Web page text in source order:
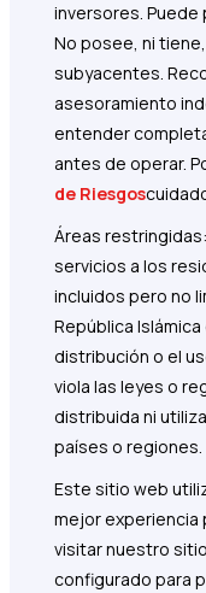
inversores. Puede
No posee, ni
subyacentes.
asesoramiento
entender
antes de operar.
de Riesgos
Áreas
servicios a los
incluidos pero no
República Islámica
distribución o el
viola las leyes o
distribuida ni
países o regiones.
Este sitio web
mejor experiencia
visitar nuestro
configurado para